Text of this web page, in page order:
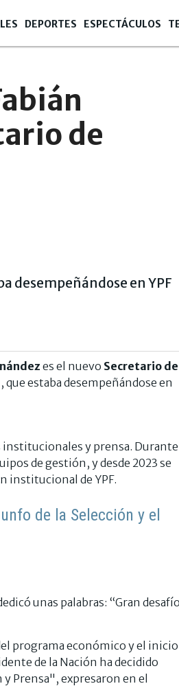
DEPORTES ESPECTÁCULOS
de
desempeñándose en YPF
es el nuevo Secretario de
que estaba desempeñándose en
institucionales y prensa. Durante
de gestión, y desde 2023 se
institucional de YPF.
de la Selección y el
unas palabras: “Gran desafío
programa económico y el inicio
de la Nación ha decidido
Prensa", expresaron en el